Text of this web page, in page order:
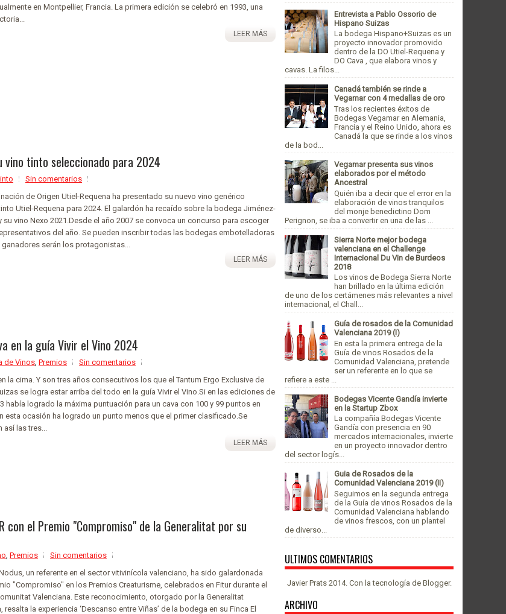
en Montpellier, Francia. La primera edición se celebró en 1993, una
LEER MÁS
vino tinto seleccionado para 2024
Sin comentarios
de Origen Utiel-Requena ha presentado su nuevo vino genérico
Utiel-Requena para 2024. El galardón ha recaído sobre la bodega Jiménez-
su vino Nexo 2021.Desde el año 2007 se convoca un concurso para escoger
del año. Se pueden inscribir todas las bodegas embotelladoras
ganadores serán los protagonistas...
LEER MÁS
en la guía Vivir el Vino 2024
de Vinos Premios
Sin comentarios
la cima. Y son tres años consecutivos los que el Tantum Ergo Exclusive de
se logra estar arriba del todo en la guía Vivir el Vino.Si en las ediciones de
había logrado la máxima puntuación para un cava con 100 y 99 puntos en
esta ocasión ha logrado un punto menos que el primer clasificado.Se
las tres...
LEER MÁS
con el Premio "Compromiso" de la Generalitat por su
Premios
Sin comentarios
un referente en el sector vitivinícola valenciano, ha sido galardonada
"Compromiso" en los Premios Creaturisme, celebrados en Fitur durante el
Valenciana. Este reconocimiento, otorgado por la Generalitat
resalta la experiencia ‘Descanso entre Viñas’ de la bodega en su Finca El
Entrevista a Pablo Ossorio de
Hispano Suizas
La bodega Hispano+Suizas es un
proyecto innovador promovido
dentro de la DO Utiel-Requena y
DO Cava , que elabora vinos y
cavas. La filos...
Canadá también se rinde a
Vegamar con 4 medallas de oro
Tras los recientes éxitos de
Bodegas Vegamar en Alemania,
Francia y el Reino Unido, ahora es
Canadá la que se rinde a los vinos
de la bod...
Vegamar presenta sus vinos
elaborados por el método
Ancestral
Quién iba a decir que el error en la
elaboración de vinos tranquilos
del monje benedictino Dom
Perignon, se iba a convertir en una de las ...
Sierra Norte mejor bodega
valenciana en el Challenge
Internacional Du Vin de Burdeos
2018
Los vinos de Bodega Sierra Norte
han brillado en la última edición
de uno de los certámenes más relevantes a nivel
internacional, el Chall...
Guía de rosados de la Comunidad
Valenciana 2019 (I)
En esta la primera entrega de la
Guía de vinos Rosados de la
Comunidad Valenciana, pretende
ser un referente en lo que se
refiere a este ...
Bodegas Vicente Gandía invierte
en la Startup Zbox
La compañía Bodegas Vicente
Gandía con presencia en 90
mercados internacionales, invierte
en un proyecto innovador dentro
del sector logís...
Guia de Rosados de la
Comunidad Valenciana 2019 (II)
Seguimos en la segunda entrega
de la Guía de vinos Rosados de la
Comunidad Valenciana hablando
de vinos frescos, con un plantel
de diverso...
ULTIMOS COMENTARIOS
Javier Prats 2014. Con la tecnología de Blogger.
ARCHIVO